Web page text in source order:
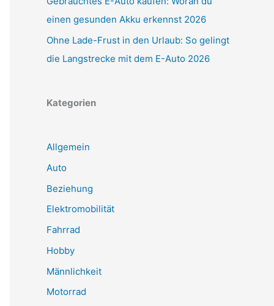
einen gesunden Akku erkennst 2026
Ohne Lade-Frust in den Urlaub: So gelingt
die Langstrecke mit dem E-Auto 2026
Kategorien
Allgemein
Auto
Beziehung
Elektromobilität
Fahrrad
Hobby
Männlichkeit
Motorrad